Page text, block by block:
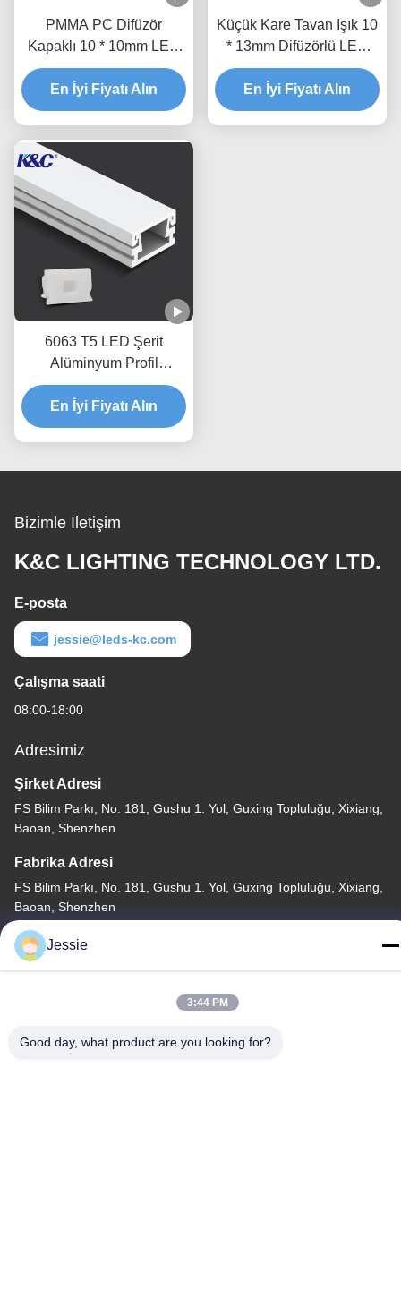
PMMA PC Difüzör
Kapaklı 10 * 10mm LED
Şerit Alüminyum Profil
En İyi Fiyatı Alın
Küçük Kare Tavan Işık 10
* 13mm Difüzörlü LED
Şerit Kanal
En İyi Fiyatı Alın
6063 T5 LED Şerit
Alüminyum Profil
Ekstrüzyon Muhafaza
Kanalı
En İyi Fiyatı Alın
Bizimle İletişim
K&C LIGHTING TECHNOLOGY LTD.
E-posta
jessie@leds-kc.com
Çalışma saati
08:00-18:00
Adresimiz
Şirket Adresi
FS Bilim Parkı, No. 181, Gushu 1. Yol, Guxing Topluluğu, Xixiang,
Baoan, Shenzhen
Fabrika Adresi
FS Bilim Parkı, No. 181, Gushu 1. Yol, Guxing Topluluğu, Xixiang,
Baoan, Shenzhen
Televizyon
86-0755-22300563
Jessie
3:44 PM
Good day, what product are you looking for?